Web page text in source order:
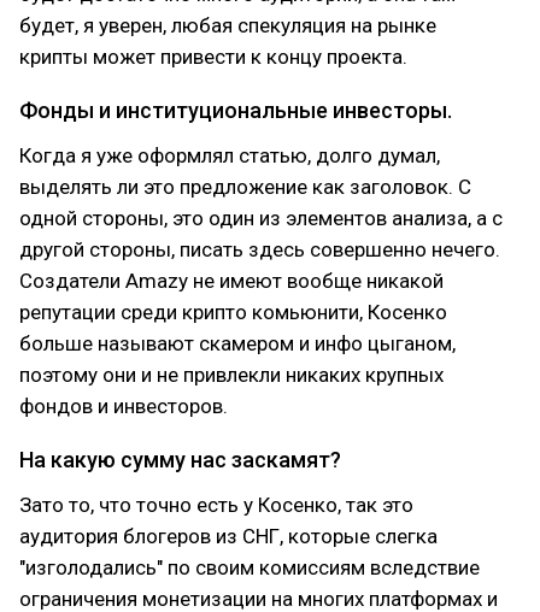
будет, я уверен, любая спекуляция на рынке
крипты может привести к концу проекта.
Фонды и институциональные инвесторы.
Когда я уже оформлял статью, долго думал,
выделять ли это предложение как заголовок. С
одной стороны, это один из элементов анализа, а с
другой стороны, писать здесь совершенно нечего.
Создатели Amazy не имеют вообще никакой
репутации среди крипто комьюнити, Косенко
больше называют скамером и инфо цыганом,
поэтому они и не привлекли никаких крупных
фондов и инвесторов.
На какую сумму нас заскамят?
Зато то, что точно есть у Косенко, так это
аудитория блогеров из СНГ, которые слегка
"изголодались" по своим комиссиям вследствие
ограничения монетизации на многих платформах и